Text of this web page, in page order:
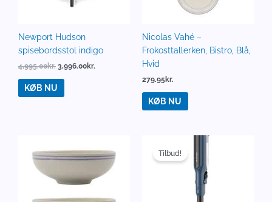
Newport Hudson
spisebordsstol indigo
4,995.00kr. 3,996.00kr.
KØB NU
Nicolas Vahé –
Frokosttallerken, Bistro, Blå,
Hvid
279.95kr.
KØB NU
Tilbud!oprindelige
pris
1,699.00kr..